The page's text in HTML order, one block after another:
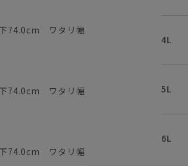
74.0cm ワタリ幅
74.0cm ワタリ幅
74.0cm ワタリ幅
4L
5L
6L